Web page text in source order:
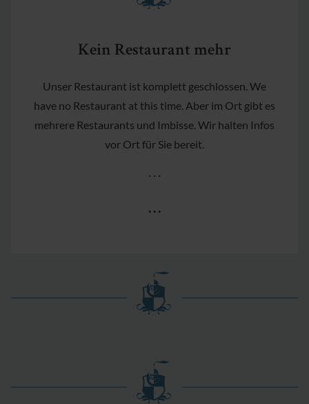
Kein Restaurant mehr
Unser Restaurant ist komplett geschlossen. We
have no Restaurant at this time. Aber im Ort gibt es
mehrere Restaurants und Imbisse. Wir halten Infos
vor Ort für Sie bereit.
· · ·
· · ·